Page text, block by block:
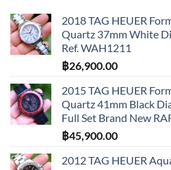
2018 TAG HEUER
Quartz 37mm White
Ref. WAH1211
฿26,900.00
2015 TAG HEUER
Quartz 41mm Black
Full Set Brand New
฿45,900.00
2012 TAG HEUER